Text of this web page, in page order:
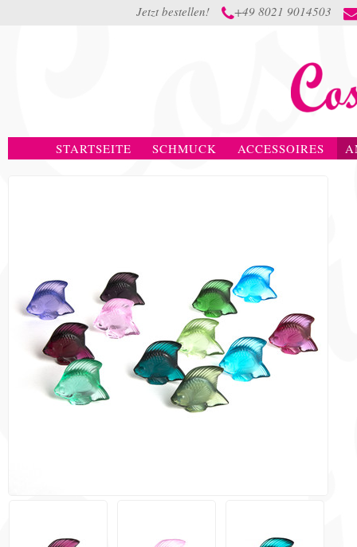
Jetzt bestellen! +49 8021 9014503
STARTSEITE SCHMUCK ACCESSOIRES